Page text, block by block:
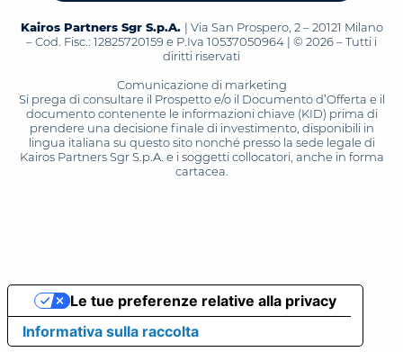
Kairos Partners Sgr S.p.A. | Via San Prospero, 2 – 20121 Milano
– Cod. Fisc.: 12825720159 e P.Iva 10537050964 | © 2026 – Tutti i
diritti riservati
Comunicazione di marketing
Si prega di consultare il Prospetto e/o il Documento d’Offerta e il
documento contenente le informazioni chiave (KID) prima di
prendere una decisione finale di investimento, disponibili in
lingua italiana su questo sito nonché presso la sede legale di
Kairos Partners Sgr S.p.A. e i soggetti collocatori, anche in forma
cartacea.
Informativa sulla raccolta
Le tue preferenze relative alla privacy